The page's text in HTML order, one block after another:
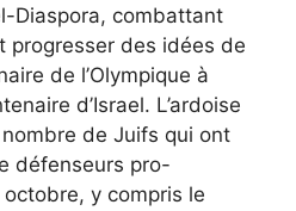
Diaspora, combattant
progresser des idées de
de l’Olympique à
d’Israel. L’ardoise
de Juifs qui ont
défenseurs pro-
y compris le